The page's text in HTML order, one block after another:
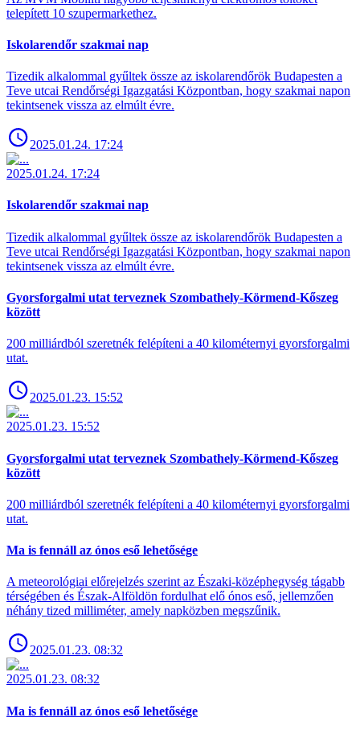
telepített 10 szupermarkethez.
Iskolarendőr szakmai nap
Tizedik alkalommal gyűltek össze az iskolarendőrök Budapesten a
Teve utcai Rendőrségi Igazgatási Központban, hogy szakmai napon
tekintsenek vissza az elmúlt évre.
2025.01.24. 17:24
2025.01.24. 17:24
Iskolarendőr szakmai nap
Tizedik alkalommal gyűltek össze az iskolarendőrök Budapesten a
Teve utcai Rendőrségi Igazgatási Központban, hogy szakmai napon
tekintsenek vissza az elmúlt évre.
Gyorsforgalmi utat terveznek Szombathely-Körmend-Kőszeg
között
200 milliárdból szeretnék felépíteni a 40 kilométernyi gyorsforgalmi
utat.
2025.01.23. 15:52
2025.01.23. 15:52
Gyorsforgalmi utat terveznek Szombathely-Körmend-Kőszeg
között
200 milliárdból szeretnék felépíteni a 40 kilométernyi gyorsforgalmi
utat.
Ma is fennáll az ónos eső lehetősége
A meteorológiai előrejelzés szerint az Északi-középhegység tágabb
térségében és Észak-Alföldön fordulhat elő ónos eső, jellemzően
néhány tized milliméter, amely napközben megszűnik.
2025.01.23. 08:32
2025.01.23. 08:32
Ma is fennáll az ónos eső lehetősége